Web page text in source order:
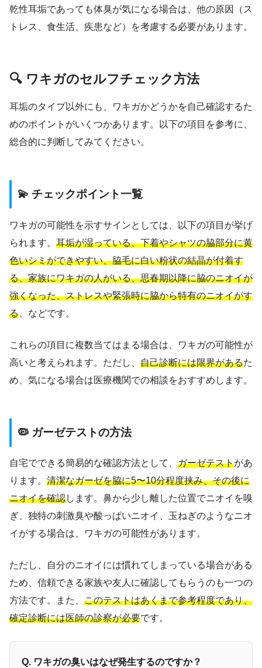
乾性耳垢であっても体臭が気になる場合は、他の原因（ス
トレス、食生活、疾患など）を考慮する必要があります。
🔍 ワキガのセルフチェック方法
耳垢のタイプ以外にも、ワキガかどうかを自己確認するた
めのポイントがいくつかあります。以下の項目を参考に、
総合的に判断してみてください。
💫 チェックポイント一覧
ワキガの可能性を示すサインとしては、以下の項目が挙げ
られます。 耳垢が湿っている、下着やシャツの脇部分に黄
色いシミができやすい、脇毛に白い粉状の結晶が付着す
る、家族にワキガの人がいる、思春期以降に脇のニオイが
強くなった、ストレスや緊張時に脇から特有のニオイがす
る 、などです。
これらの項目に複数当てはまる場合は、ワキガの可能性が
高いと考えられます。ただし、 自己診断には限界があるた
め、気になる場合は医療機関での相談をおすすめします。
🦠 ガーゼテストの方法
自宅でできる簡易的な確認方法として、 ガーゼテストがあ
ります。 清潔なガーゼを脇に5〜10分程度挟み、その後に
ニオイを確認します。鼻から少し離した位置でニオイを嗅
ぎ、独特の刺激臭や酸っぱいニオイ、玉ねぎのようなニオ
イがする場合は、ワキガの可能性があります。
ただし、自分のニオイには慣れてしまっている場合がある
ため、信頼できる家族や友人に確認してもらうのも一つの
方法です。また、 このテストはあくまで参考程度であり、
確定診断には医師の診察が必要です。
Q. ワキガの臭いはなぜ発生するのですか？